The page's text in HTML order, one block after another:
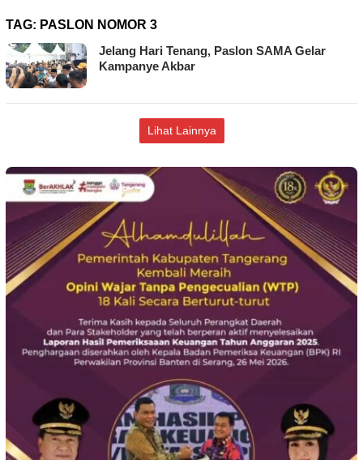
TAG: PASLON NOMOR 3
Jelang Hari Tenang, Paslon SAMA Gelar
Kampanye Akbar
Lihat Lainnya